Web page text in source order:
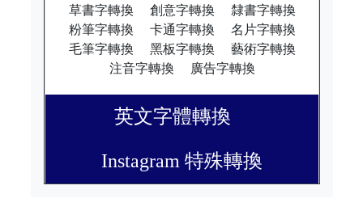
草書字轉換
創意字轉換
隸書字轉換
粉筆字轉換
卡通字轉換
名片字轉換
毛筆字轉換
黑板字轉換
藝術字轉換
注音字轉換
廣告字轉換
英文字體轉換
Instagram 特殊轉換